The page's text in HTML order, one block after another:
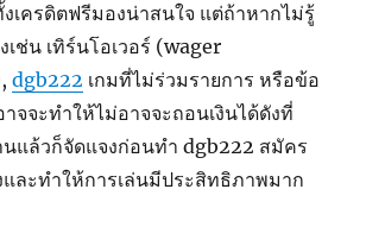
เครดิตฟรีมองน่าสนใจ แต่ถ้าหากไม่รู้
เช่น เทิร์นโอเวอร์ (wager
dgb222 เกมที่ไม่ร่วมรายการ หรือข้อ
จจะทำให้ไม่อาจจะถอนเงินได้ดังที่
นแล้วก็จัดแจงก่อนทำ dgb222 สมัคร
และทำให้การเล่นมีประสิทธิภาพมาก